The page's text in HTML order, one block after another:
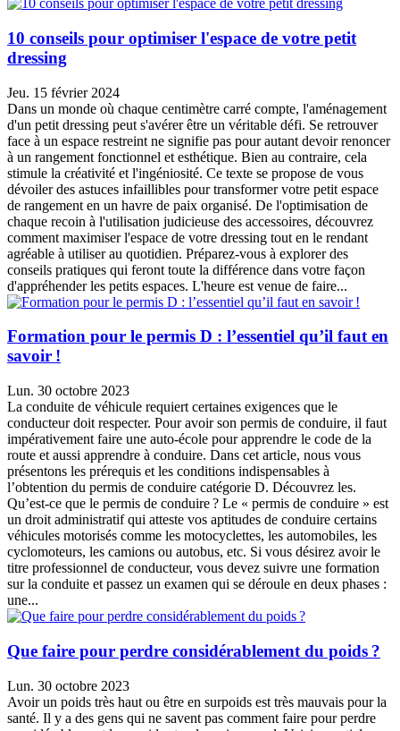
10 conseils pour optimiser l'espace de votre petit
dressing
Jeu. 15 février 2024
Dans un monde où chaque centimètre carré compte, l'aménagement
d'un petit dressing peut s'avérer être un véritable défi. Se retrouver
face à un espace restreint ne signifie pas pour autant devoir renoncer
à un rangement fonctionnel et esthétique. Bien au contraire, cela
stimule la créativité et l'ingéniosité. Ce texte se propose de vous
dévoiler des astuces infaillibles pour transformer votre petit espace
de rangement en un havre de paix organisé. De l'optimisation de
chaque recoin à l'utilisation judicieuse des accessoires, découvrez
comment maximiser l'espace de votre dressing tout en le rendant
agréable à utiliser au quotidien. Préparez-vous à explorer des
conseils pratiques qui feront toute la différence dans votre façon
d'appréhender les petits espaces. L'heure est venue de faire...
Formation pour le permis D : l’essentiel qu’il faut en
savoir !
Lun. 30 octobre 2023
La conduite de véhicule requiert certaines exigences que le
conducteur doit respecter. Pour avoir son permis de conduire, il faut
impérativement faire une auto-école pour apprendre le code de la
route et aussi apprendre à conduire. Dans cet article, nous vous
présentons les prérequis et les conditions indispensables à
l’obtention du permis de conduire catégorie D. Découvrez les.
Qu’est-ce que le permis de conduire ? Le « permis de conduire » est
un droit administratif qui atteste vos aptitudes de conduire certains
véhicules motorisés comme les motocyclettes, les automobiles, les
cyclomoteurs, les camions ou autobus, etc. Si vous désirez avoir le
titre professionnel de conducteur, vous devez suivre une formation
sur la conduite et passez un examen qui se déroule en deux phases :
une...
Que faire pour perdre considérablement du poids ?
Lun. 30 octobre 2023
Avoir un poids très haut ou être en surpoids est très mauvais pour la
santé. Il y a des gens qui ne savent pas comment faire pour perdre